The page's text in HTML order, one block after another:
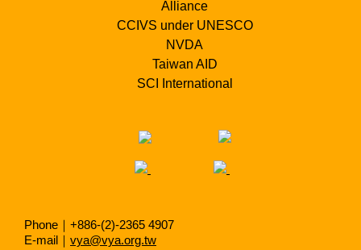
Alliance
CCIVS under UNESCO
NVDA
Taiwan AID
SCI International
Phone｜+886-(2)-2365 4907
E-mail｜ vya@vya.org.tw